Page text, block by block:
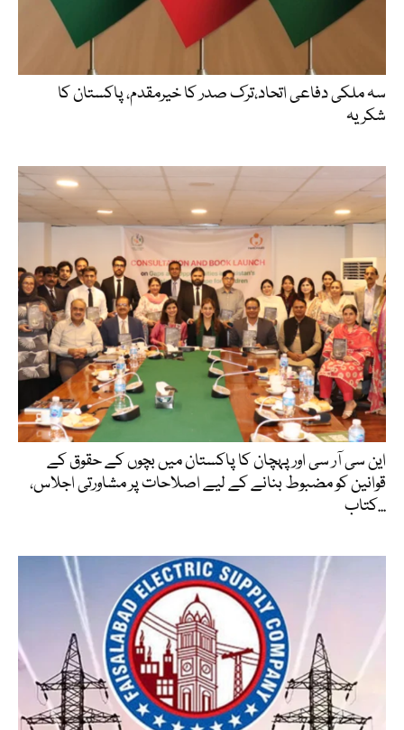
سہ ملکی دفاعی اتحاد،ترک صدر کا خیرمقدم، پاکستان کا
شکریہ
این سی آر سی اور پہچان کا پاکستان میں بچوں کے حقوق کے
قوانین کو مضبوط بنانے کے لیے اصلاحات پر مشاورتی اجلاس،
کتاب...